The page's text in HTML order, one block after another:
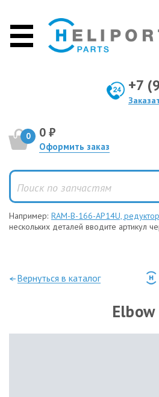
+7
0 0 ₽
Оформить заказ
Например: RAM-B-166-AP14U,
нескольких деталей вводите артикул
—Вернуться в каталог
Elbow